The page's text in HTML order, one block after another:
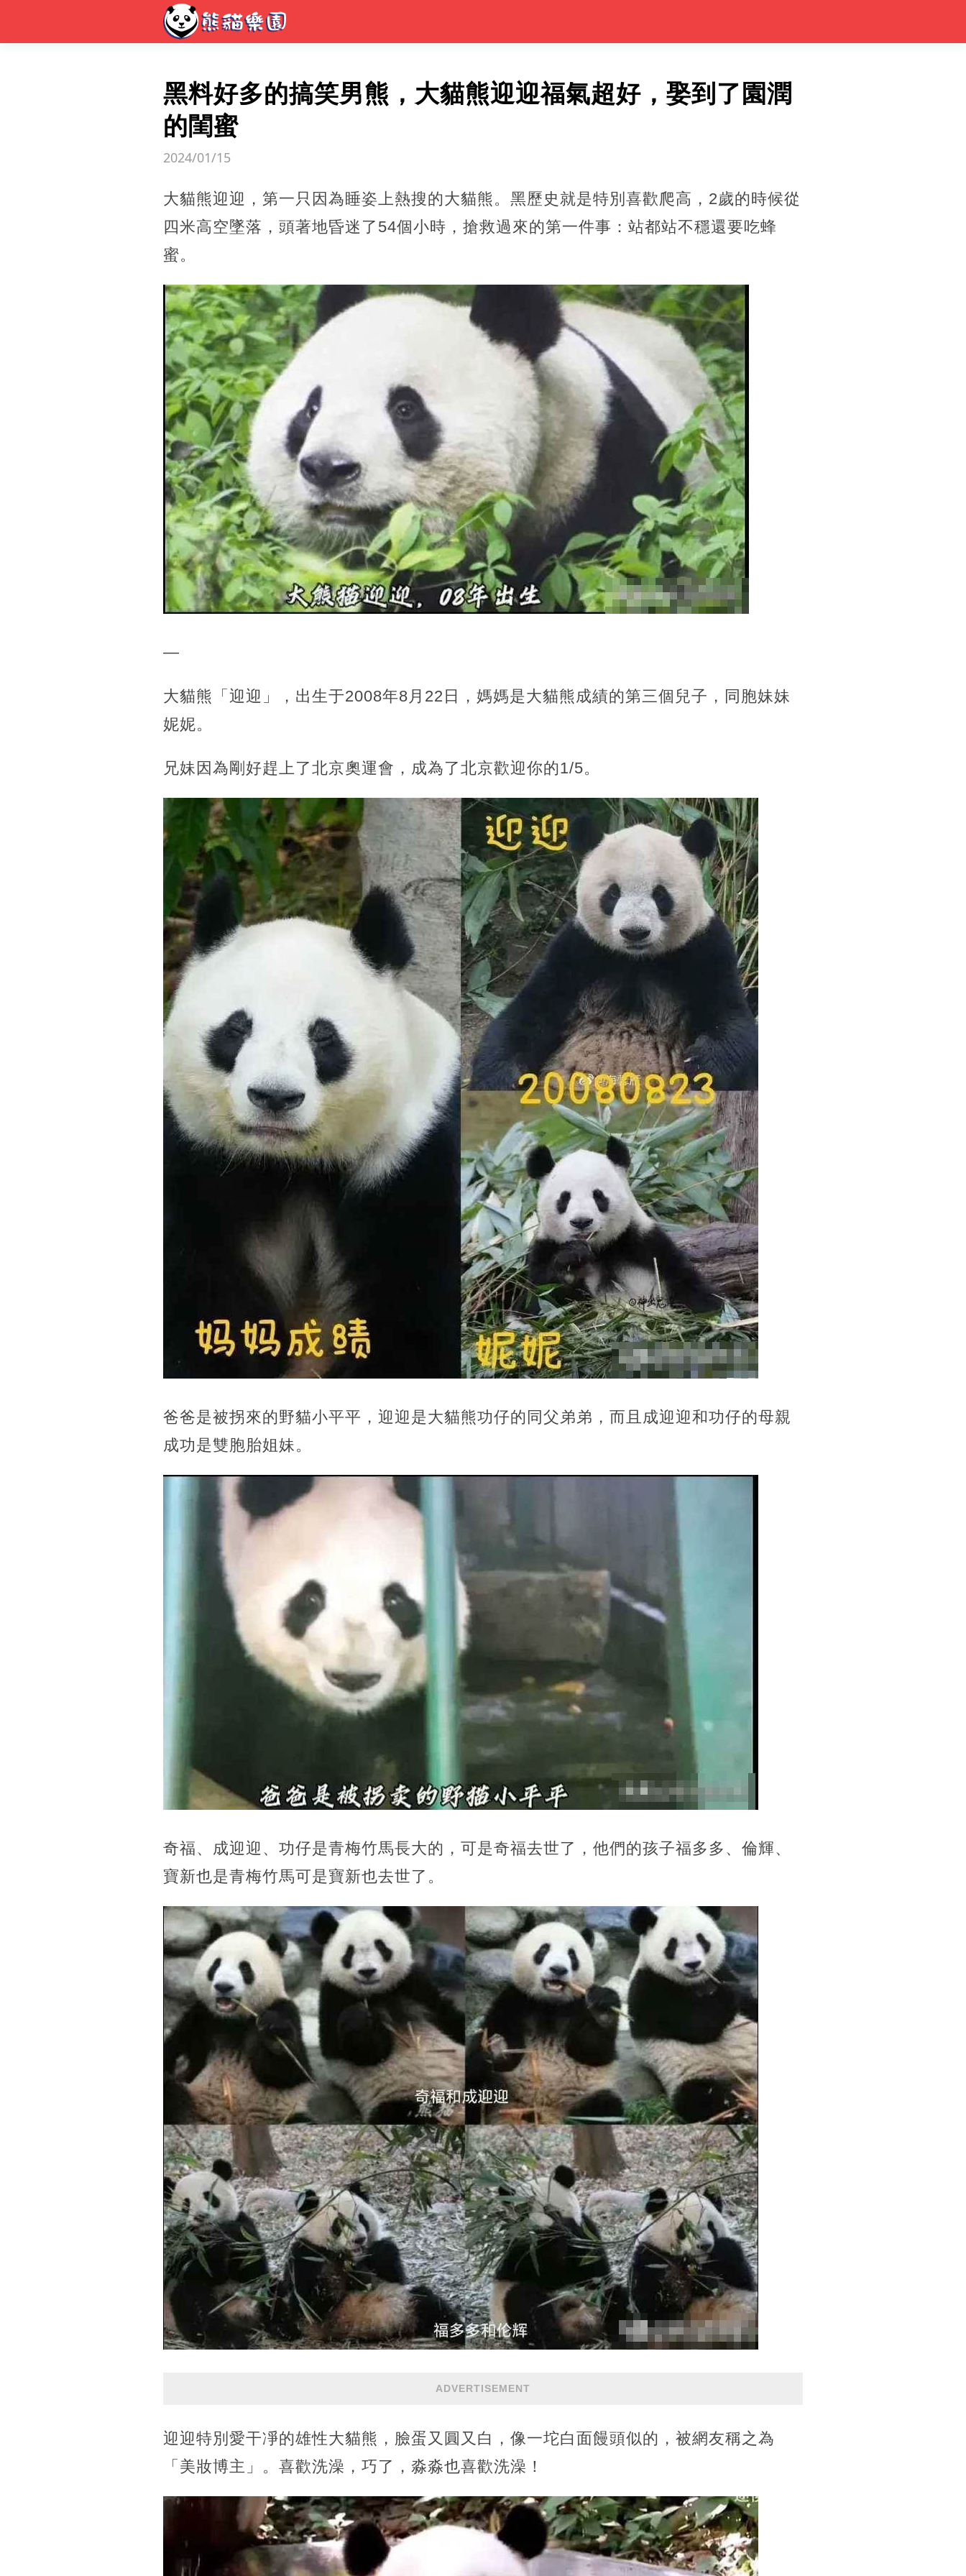
黑料好多的搞笑男熊，大貓熊迎迎福氣超好，娶到了園潤
的閨蜜
2024/01/15
大貓熊迎迎，第一只因為睡姿上熱搜的大貓熊。黑歷史就是特別喜歡爬高，2歲的時候從
四米高空墜落，頭著地昏迷了54個小時，搶救過來的第一件事：站都站不穩還要吃蜂
蜜。
—
大貓熊「迎迎」，出生于2008年8月22日，媽媽是大貓熊成績的第三個兒子，同胞妹妹
妮妮。
兄妹因為剛好趕上了北京奧運會，成為了北京歡迎你的1/5。
爸爸是被拐來的野貓小平平，迎迎是大貓熊功仔的同父弟弟，而且成迎迎和功仔的母親
成功是雙胞胎姐妹。
奇福、成迎迎、功仔是青梅竹馬長大的，可是奇福去世了，他們的孩子福多多、倫輝、
寶新也是青梅竹馬可是寶新也去世了。
ADVERTISEMENT
迎迎特別愛干凈的雄性大貓熊，臉蛋又圓又白，像一坨白面饅頭似的，被網友稱之為
「美妝博主」。喜歡洗澡，巧了，淼淼也喜歡洗澡！